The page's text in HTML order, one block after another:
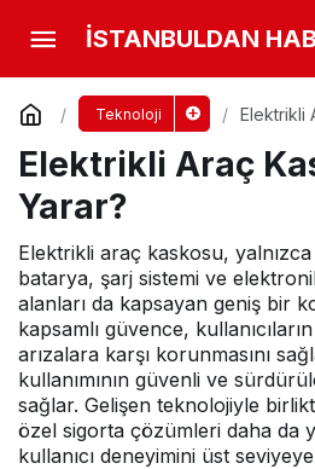
İSTANBULDAN
Teknoloji
Elektrikli
Elektrikli Araç
Yarar?
Elektrikli araç kaskosu,
batarya, şarj sistemi ve
alanları da kapsayan geniş bir
kapsamlı güvence,
arızalara karşı korunmasını
kullanımının güvenli ve
sağlar. Gelişen teknolojiyle
özel sigorta çözümleri daha da
kullanıcı deneyimini üst seviyeye
Elektrikli Araç
Yorum Yap